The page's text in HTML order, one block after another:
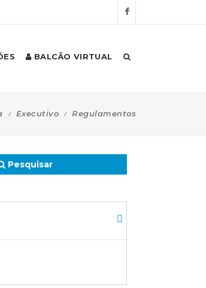
BALCÃO VIRTUAL
Executivo Regulamentos
Pesquisar